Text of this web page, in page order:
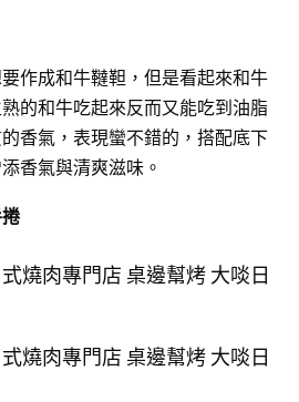
作成和牛韃靼，但是看起來和牛
的和牛吃起來反而又能吃到油脂
香氣，表現蠻不錯的，搭配底下
香氣與清爽滋味。